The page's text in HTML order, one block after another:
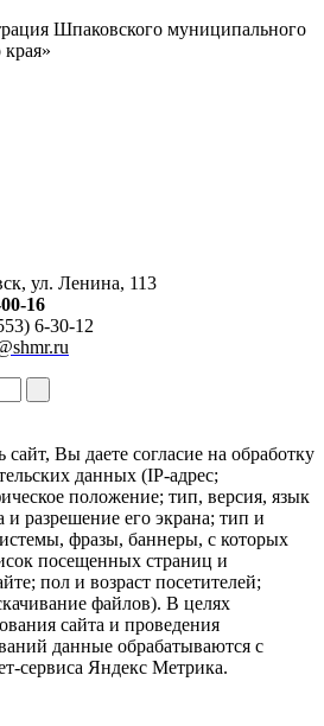
Шпаковского муниципального
ул. Ленина, 113
16
6-30-12
Вы даете согласие на обработку
данных (IP-адрес;
положение; тип, версия, язык
и разрешение его экрана; тип и
фразы, баннеры, с которых
посещенных страниц и
пол и возраст посетителей;
файлов). В целях
сайта и проведения
данные обрабатываются с
сервиса Яндекс Метрика.